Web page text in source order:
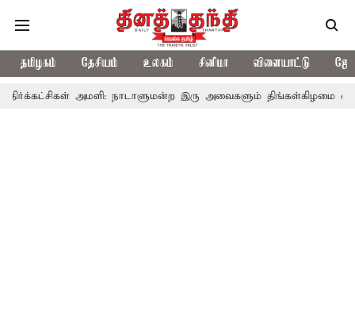
தமிழகம் தேசியம் உலகம் சினிமா விளையாட்டு
அமளி: நாடாளுமன்ற இரு அவைகளும் திங்கள்கிழமை வரை